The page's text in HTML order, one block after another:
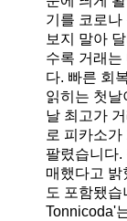
기를 코로나
보지 말아
수록 거래는
다. 빠른 회
읽히는 첫날
날 최고가
로 피카소가
팔렸습니다.
매했다고 밝
도 포함됐습
Tonnicoda'